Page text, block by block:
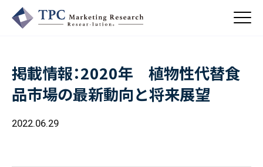
About Us ／ TPCについて
会社概要・沿革
Business
掲載情報：2020年 植物性代替食
品市場の最新動向と将来展望
2022.06.29